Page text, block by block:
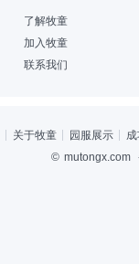
了解牧童
加入牧童
联系我们
关于牧童 园服展示
© mutongx.com